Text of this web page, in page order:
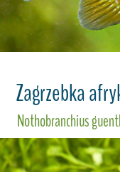
Zagrzebka
Nothobranchius